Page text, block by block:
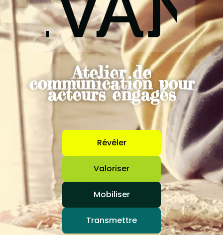
Atelier de
communication pour
acteurs engagés
Révéler
Valoriser
Mobiliser
Transmettre